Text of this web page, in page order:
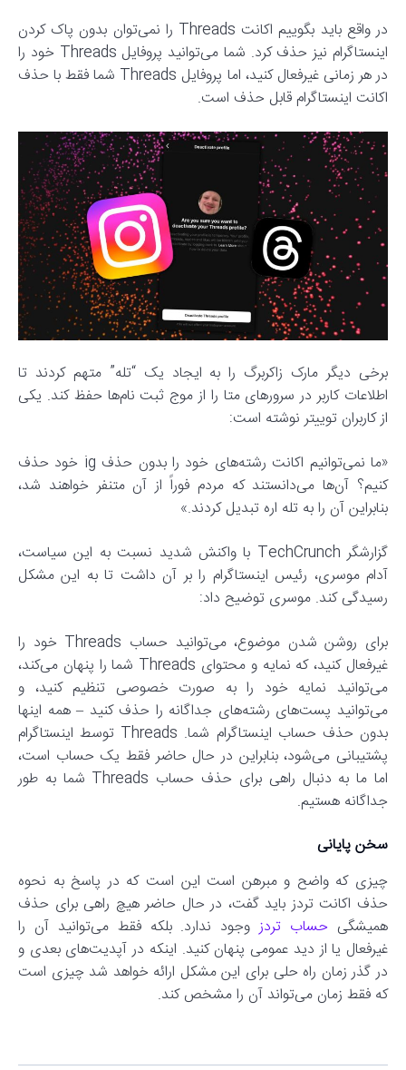
در واقع باید بگوییم اکانت Threads را نمی‌توان بدون پاک کردن
اینستاگرام نیز حذف کرد. شما می‌توانید پروفایل Threads خود را
در هر زمانی غیرفعال کنید، اما پروفایل Threads شما فقط با حذف
اکانت اینستاگرام قابل حذف است.
برخی دیگر مارک زاکربرگ را به ایجاد یک “تله” متهم کردند تا
اطلاعات کاربر در سرورهای متا را از موج ثبت نام‌ها حفظ کند. یکی
از کاربران توییتر نوشته است:
«ما نمی‌توانیم اکانت رشته‌های خود را بدون حذف ig خود حذف
کنیم؟ آن‌ها می‌دانستند که مردم فوراً از آن متنفر خواهند شد،
بنابراین آن را به تله اره تبدیل کردند.»
گزارشگر TechCrunch با واکنش شدید نسبت به این سیاست،
آدام موسری، رئیس اینستاگرام را بر آن داشت تا به این مشکل
رسیدگی کند. موسری توضیح داد:
برای روشن شدن موضوع، می‌توانید حساب Threads خود را
غیرفعال کنید، که نمایه و محتوای Threads شما را پنهان می‌کند،
می‌توانید نمایه خود را به صورت خصوصی تنظیم کنید، و
می‌توانید پست‌های رشته‌های جداگانه را حذف کنید – همه اینها
بدون حذف حساب اینستاگرام شما. Threads توسط اینستاگرام
پشتیبانی می‌شود، بنابراین در حال حاضر فقط یک حساب است،
اما ما به دنبال راهی برای حذف حساب Threads شما به طور
جداگانه هستیم.
سخن پایانی
چیزی که واضح و مبرهن است این است که در پاسخ به نحوه
حذف اکانت تردز باید گفت، در حال حاضر هیچ راهی برای حذف
همیشگی حساب تردزوجود ندارد. بلکه فقط می‌توانید آن را
غیرفعال یا از دید عمومی پنهان کنید. اینکه در آپدیت‌های بعدی و
در گذر زمان راه حلی برای این مشکل ارائه خواهد شد چیزی است
که فقط زمان می‌تواند آن را مشخص کند.